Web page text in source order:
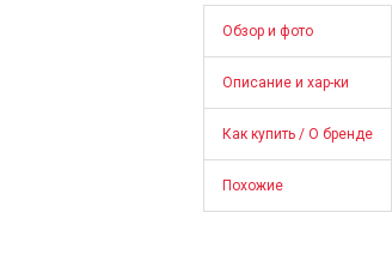
Обзор и фото
Описание и хар-ки
Как купить / О бренде
Похожие